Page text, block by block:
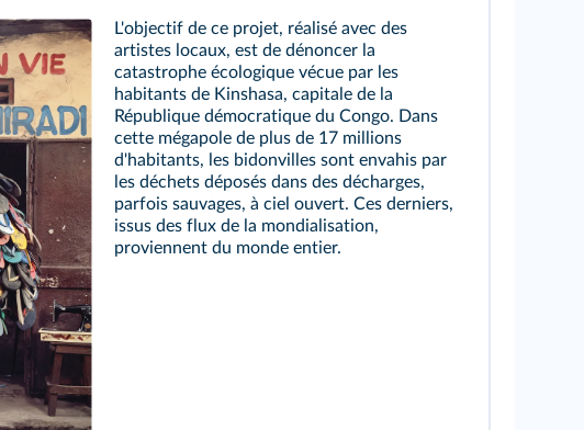
L'objectif de ce projet, réalisé avec des
artistes locaux, est de dénoncer la
catastrophe écologique vécue par les
habitants de Kinshasa, capitale de la
République démocratique du Congo. Dans
cette mégapole de plus de 17 millions
d'habitants, les bidonvilles sont envahis par
les déchets déposés dans des décharges,
parfois sauvages, à ciel ouvert. Ces derniers,
issus des flux de la mondialisation,
proviennent du monde entier.